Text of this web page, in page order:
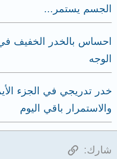
الجسم يستمر...
احساس بالخدر الخفيف
الوجه
خدر تدريجي في الجزء
والاستمرار باقي اليوم
شارك: الرابط